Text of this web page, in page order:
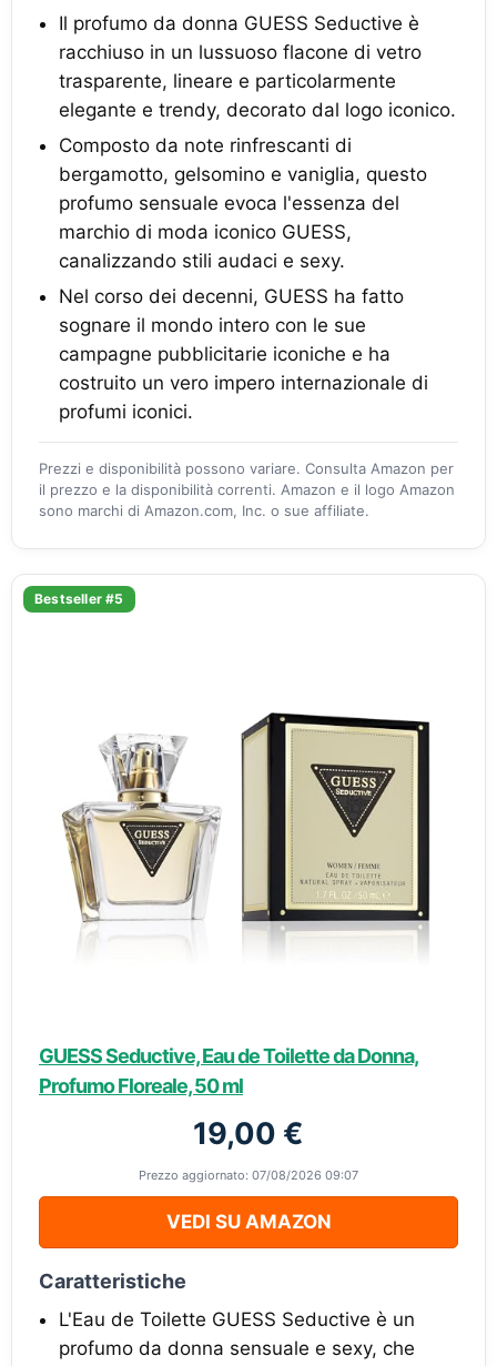
Il profumo da donna GUESS Seductive è
racchiuso in un lussuoso flacone di vetro
trasparente, lineare e particolarmente
elegante e trendy, decorato dal logo iconico.
Composto da note rinfrescanti di
bergamotto, gelsomino e vaniglia, questo
profumo sensuale evoca l'essenza del
marchio di moda iconico GUESS,
canalizzando stili audaci e sexy.
Nel corso dei decenni, GUESS ha fatto
sognare il mondo intero con le sue
campagne pubblicitarie iconiche e ha
costruito un vero impero internazionale di
profumi iconici.
Prezzi e disponibilità possono variare. Consulta Amazon per
il prezzo e la disponibilità correnti. Amazon e il logo Amazon
sono marchi di Amazon.com, Inc. o sue affiliate.
Bestseller #5
GUESS Seductive, Eau de Toilette da Donna,
Profumo Floreale, 50 ml
19,00 €
Prezzo aggiornato: 07/08/2026 09:07
VEDI SU AMAZON
Caratteristiche
L'Eau de Toilette GUESS Seductive è un
profumo da donna sensuale e sexy, che